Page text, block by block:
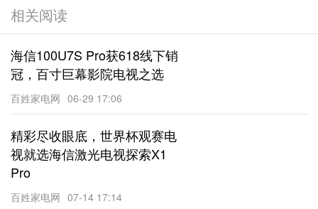
相关阅读
海信100U7S Pro获618线下销
冠，百寸巨幕影院电视之选
百姓家电网 06-29 17:06
精彩尽收眼底，世界杯观赛电
视就选海信激光电视探索X1
Pro
百姓家电网 07-14 17:14